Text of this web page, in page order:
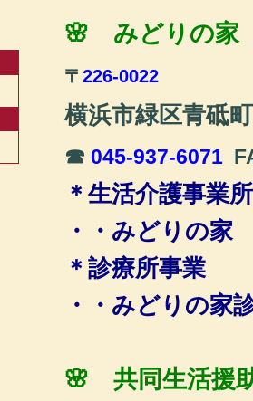
🌸 みどりの
〒 226-0022
横浜市緑区青砥
☎ 045-937-6071
＊生活介護事業所
・・みどりの
＊診療所事業
・・みどりの家
🌸 共同生活援